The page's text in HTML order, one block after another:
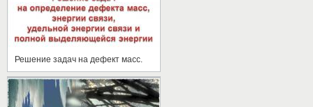
Решение задач на дефект масс.